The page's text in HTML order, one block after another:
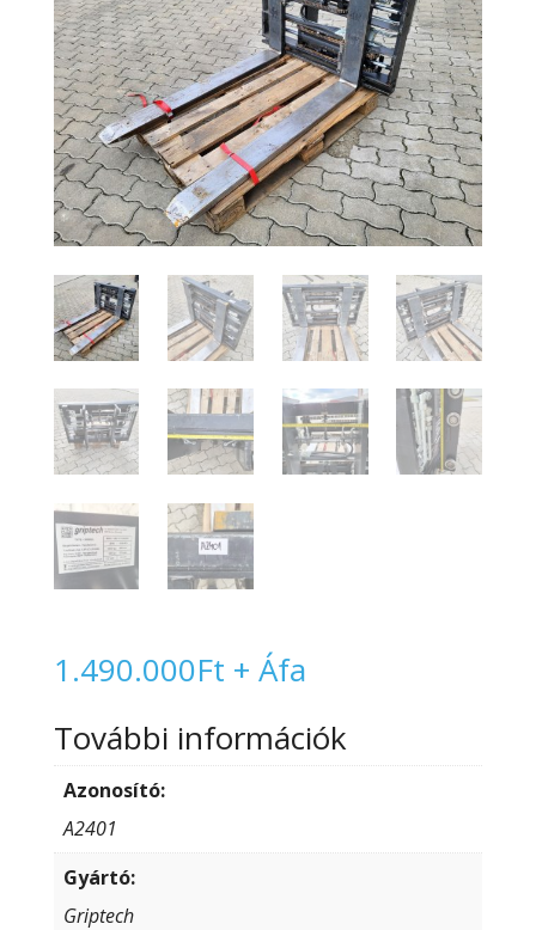
1.490.000Ft + Áfa
További információk
Azonosító:
A2401
Gyártó:
Griptech